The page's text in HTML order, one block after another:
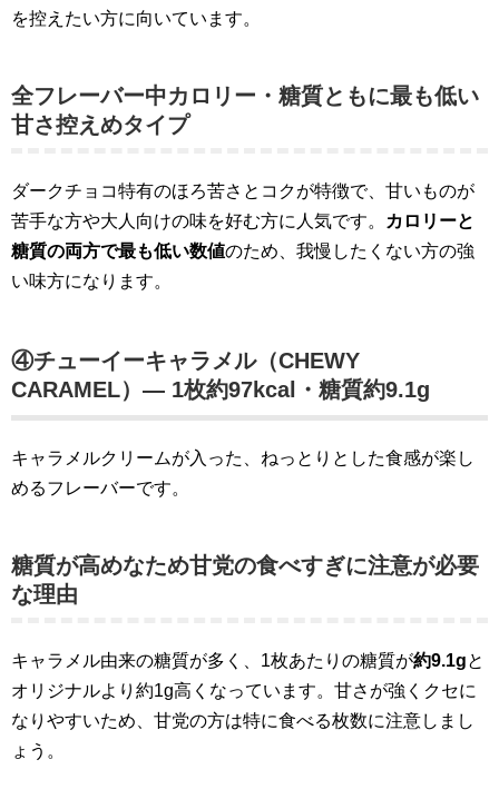
を控えたい方に向いています。
全フレーバー中カロリー・糖質ともに最も低い
甘さ控えめタイプ
ダークチョコ特有のほろ苦さとコクが特徴で、甘いものが
苦手な方や大人向けの味を好む方に人気です。
カロリーと
糖質の両方で最も低い数値のため、我慢したくない方の強
い味方になります。
④チューイーキャラメル（CHEWY
CARAMEL）— 1枚約97kcal・糖質約9.1g
キャラメルクリームが入った、ねっとりとした食感が楽し
めるフレーバーです。
糖質が高めなため甘党の食べすぎに注意が必要
な理由
キャラメル由来の糖質が多く、1枚あたりの糖質が約9.1gと
オリジナルより約1g高くなっています。甘さが強くクセに
なりやすいため、甘党の方は特に食べる枚数に注意しまし
ょう。